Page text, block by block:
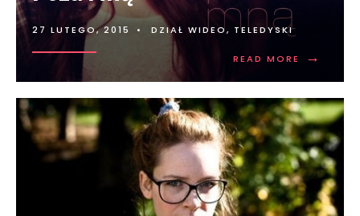
27 LUTEGO, 2015 • DZIAŁ WIDEO, TELEDYSKI
READ MORE →